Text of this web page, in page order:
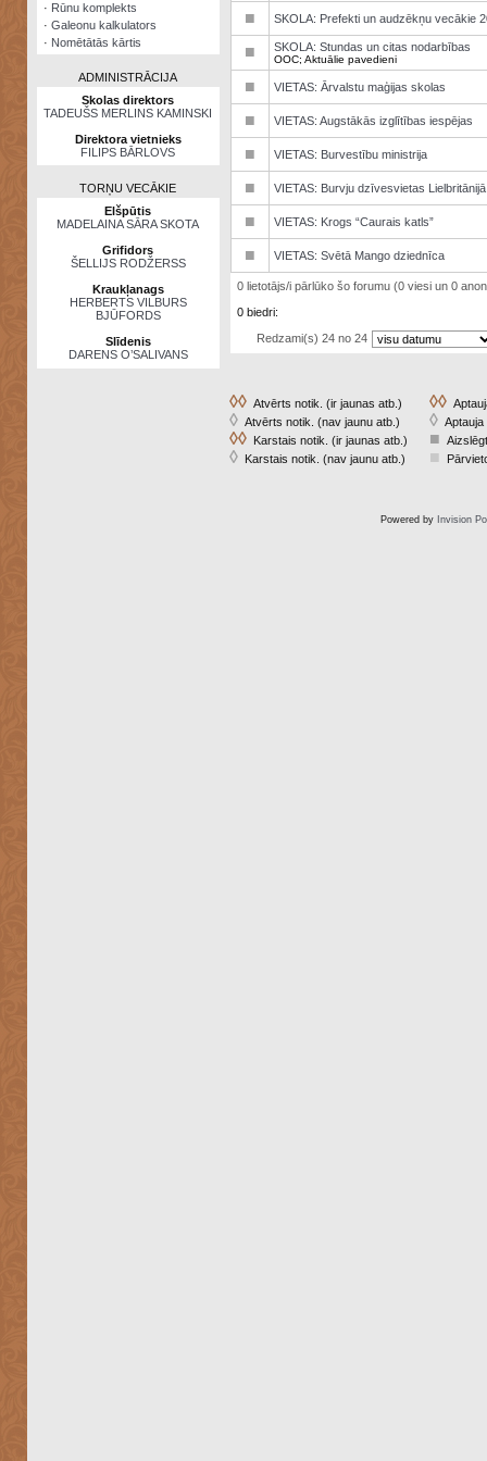
· Rūnu komplekts
· Galeonu kalkulators
· Nomētātās kārtis
ADMINISTRĀCIJA
Skolas direktors
TADEUŠS MERLINS KAMINSKI
Direktora vietnieks
FILIPS BĀRLOVS
TORŅU VECĀKIE
Elšpūtis
MADELAINA SĀRA SKOTA
Grifidors
ŠELLIJS RODŽERSS
Kraukļanags
HERBERTS VILBURS
BJŪFORDS
Slīdenis
DARENS O’SALIVANS
■ SKOLA: Prefekti un audzēkņu vecākie
■ SKOLA: Stundas un citas nodarbības
OOC; Aktuālie pavedieni
■ VIETAS: Ārvalstu maģijas skolas
■ VIETAS: Augstākās izglītības iespējas
■ VIETAS: Burvestību ministrija
■ VIETAS: Burvju dzīvesvietas Lielbritānijā
■ VIETAS: Krogs “Caurais katls”
■ VIETAS: Svētā Mango dziednīca
0 lietotājs/i pārlūko šo forumu (0 viesi un 0
0 biedri:
Redzami(s) 24 no 24
◊◊Atvērts notik. (ir jaunas atb.)
◊Atvērts notik. (nav jaunu atb.)
◊◊Karstais notik. (ir jaunas atb.)
◊Karstais notik. (nav jaunu atb.)
◊◊
◊Aptauja
■
■
Powered by Invision